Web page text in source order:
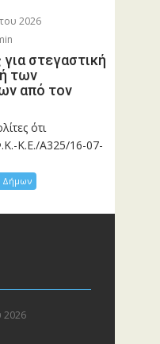
2026
για στεγαστική
των
από τον
ότι
Κ.Ε./Α325/16-07-
Δήμων
2026